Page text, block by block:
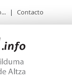
| Contacto